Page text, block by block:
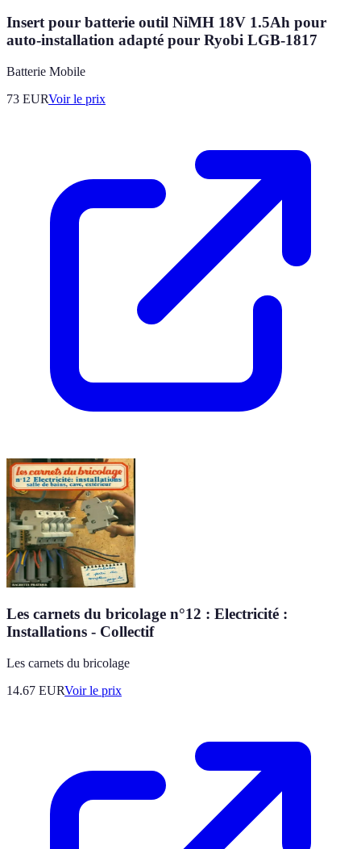
Insert pour batterie outil NiMH 18V 1.5Ah pour
auto-installation adapté pour Ryobi LGB-1817
Batterie Mobile
73 EURVoir le prix
Les carnets du bricolage n°12 : Electricité :
Installations - Collectif
Les carnets du bricolage
14.67 EURVoir le prix